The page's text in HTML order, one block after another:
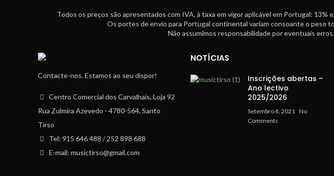
Todos os preços são apresentados com IVA, à taxa em vigor aplicável em Portugal:
Os portes de envio para Portugal continental variam consoante o peso
Não assumimos responsabilidade por eventuais
Contacte-nos. Estamos ao seu dispor!
Centro Comercial dos Carvalhais, Loja 92
Rua Zulmira Azevedo - 4780-564, Santo
Tirso
Tel: 915 646 488 / 252 898 688
E-mail: musictirso@gmail.com
NOTÍCIAS
Inscrições abertas –
Ano lectivo
2025/2026
Setembro 8, 2021 No
Comments